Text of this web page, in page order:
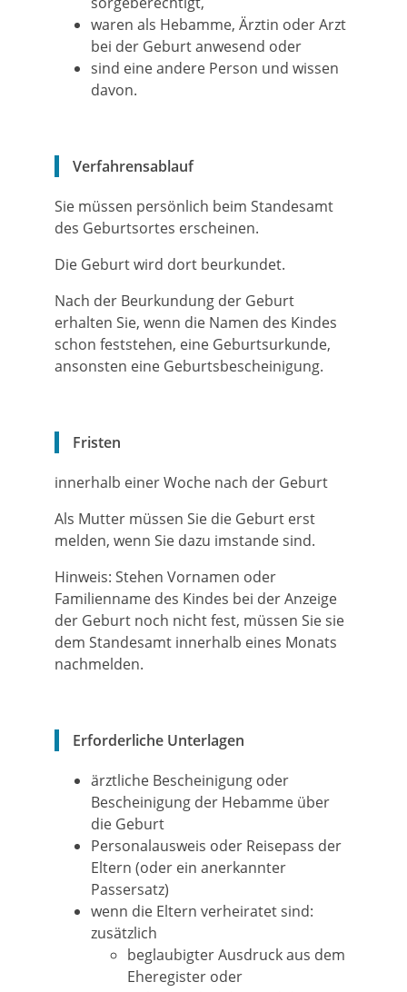
waren als Hebamme, Ärztin oder Arzt
bei der Geburt anwesend oder
sind eine andere Person und wissen
davon.
Verfahrensablauf
Sie müssen persönlich beim Standesamt
des Geburtsortes erscheinen.
Die Geburt wird dort beurkundet.
Nach der Beurkundung der Geburt
erhalten Sie, wenn die Namen des Kindes
schon feststehen, eine Geburtsurkunde,
ansonsten eine Geburtsbescheinigung.
Fristen
innerhalb einer Woche nach der Geburt
Als Mutter müssen Sie die Geburt erst
melden, wenn Sie dazu imstande sind.
Hinweis: Stehen Vornamen oder
Familienname des Kindes bei der Anzeige
der Geburt noch nicht fest, müssen Sie sie
dem Standesamt innerhalb eines Monats
nachmelden.
Erforderliche Unterlagen
ärztliche Bescheinigung oder
Bescheinigung der Hebamme über
die Geburt
Personalausweis oder Reisepass der
Eltern (oder ein anerkannter
Passersatz)
wenn die Eltern verheiratet sind:
zusätzlich
beglaubigter Ausdruck aus dem
Eheregister oder